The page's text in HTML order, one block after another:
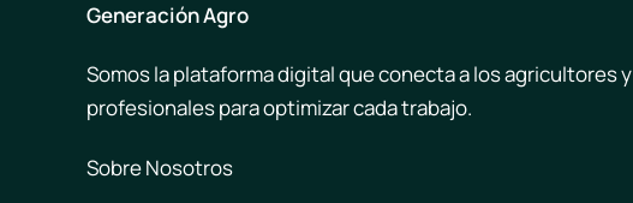
Generación Agro
Somos la plataforma digital que conecta a los agricultores y
profesionales para optimizar cada trabajo.
Sobre Nosotros